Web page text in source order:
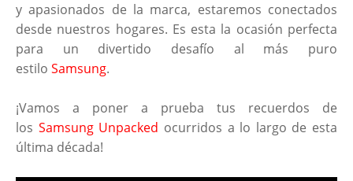
y apasionados de la marca, estaremos conectados
desde nuestros hogares. Es esta la ocasión perfecta
para un divertido desafío al más puro
estilo Samsung.
¡Vamos a poner a prueba tus recuerdos de
los Samsung Unpacked ocurridos a lo largo de esta
última década!